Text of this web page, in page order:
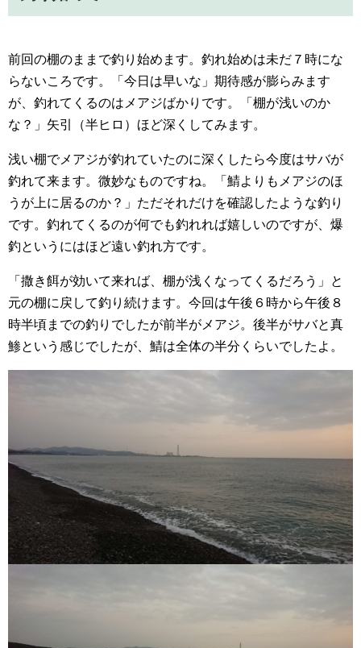
前回の棚のままで釣り始めます。釣れ始めは未だ７時にな
らないころです。「今日は早いな」期待感が膨らみます
が、釣れてくるのはメアジばかりです。「棚が浅いのか
な？」矢引（半ヒロ）ほど深くしてみます。
浅い棚でメアジが釣れていたのに深くしたら今度はサバが
釣れて来ます。微妙なものですね。「鯖よりもメアジのほ
うが上に居るのか？」ただそれだけを確認したような釣り
です。釣れてくるのが何でも釣れれば嬉しいのですが、爆
釣というにはほど遠い釣れ方です。
「撒き餌が効いて来れば、棚が浅くなってくるだろう」と
元の棚に戻して釣り続けます。今回は午後６時から午後８
時半頃までの釣りでしたが前半がメアジ。後半がサバと真
鯵という感じでしたが、鯖は全体の半分くらいでしたよ。